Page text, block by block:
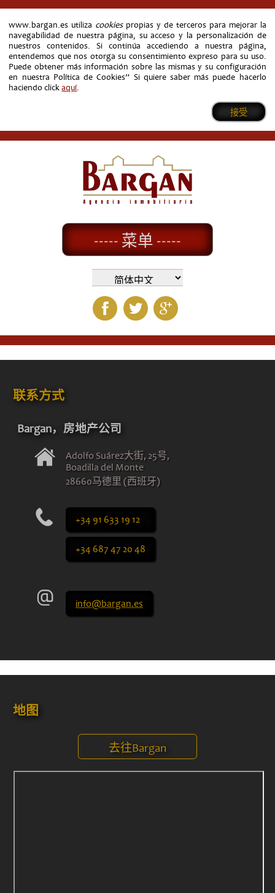
www.bargan.es utiliza cookiespropias y de terceros para mejorar la
navegabilidad de nuestra página, su acceso y la personalización de
nuestros contenidos. Si continúa accediendo a nuestra página,
entendemos que nos otorga su consentimiento expreso para su uso.
Puede obtener más información sobre las mismas y su configuración
en nuestra Política de Cookies” Si quiere saber más puede hacerlo
haciendo clickaquí.
接受
联系方式
Bargan，房地产公司
Adolfo Suárez大街, 25号,
Boadilla del Monte
28660马德里 (西班牙)
+34 91 633 19 12
+34 687 47 20 48
info@bargan.es
地图
去往Bargan